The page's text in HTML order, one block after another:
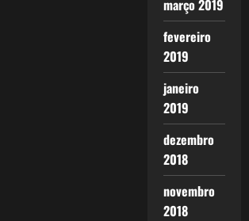
março 2019
fevereiro
2019
janeiro
2019
dezembro
2018
novembro
2018